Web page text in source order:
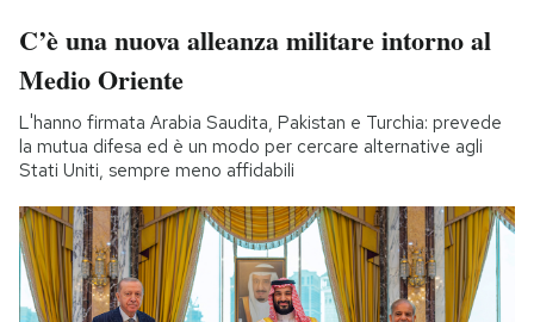
C’è una nuova alleanza militare intorno al
Medio Oriente
L'hanno firmata Arabia Saudita, Pakistan e Turchia: prevede
la mutua difesa ed è un modo per cercare alternative agli
Stati Uniti, sempre meno affidabili